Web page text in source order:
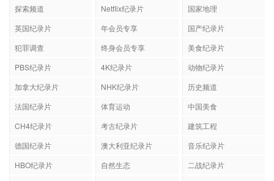
探索频道
Netflix纪录片
国家地理
英国纪录片
年会员专享
国产纪录片
犯罪调查
终身会员专享
美食纪录片
PBS纪录片
4K纪录片
动物纪录片
加拿大纪录片
NHK纪录片
历史频道
法国纪录片
体育运动
中国美食
CH4纪录片
考古纪录片
建筑工程
德国纪录片
澳大利亚纪录片
音乐纪录片
HBO纪录片
自然生态
二战纪录片